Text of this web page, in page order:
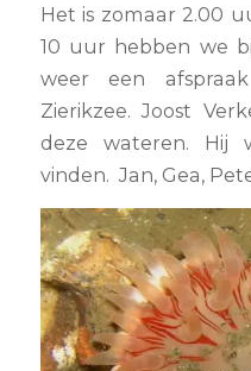
Het is zomaar 2.00
10 uur hebben we
weer een
Zierikzee. Joost
deze wateren. Hij
vinden. Jan, Gea,